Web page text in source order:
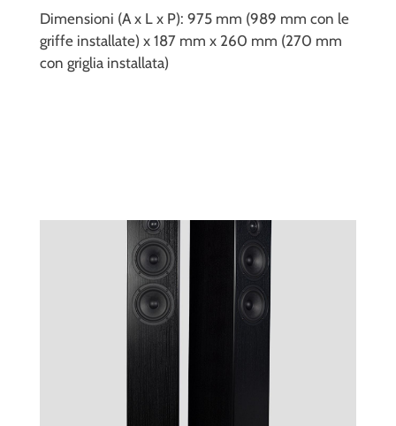
Dimensioni (A x L x P): 975 mm (989 mm con le
griffe installate) x 187 mm x 260 mm (270 mm
con griglia installata)